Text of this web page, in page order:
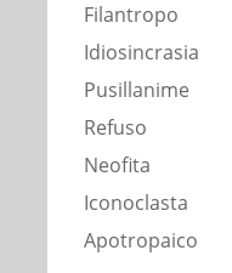
Filantropo
Idiosincrasia
Pusillanime
Refuso
Neofita
Iconoclasta
Apotropaico